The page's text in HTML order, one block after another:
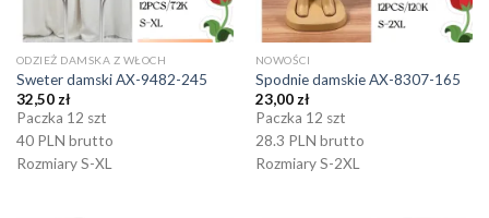
ODZIEŻ DAMSKA Z WŁOCH
Sweter damski AX-9482-245
32,50zł
Paczka 12 szt
40 PLN brutto
Rozmiary S-XL
NOWOŚCI
Spodnie damskie AX-8307-165
23,00zł
Paczka 12 szt
28.3 PLN brutto
Rozmiary S-2XL